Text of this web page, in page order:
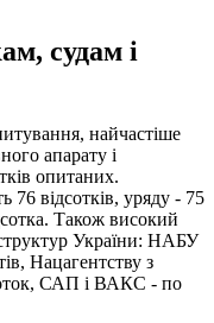
судам і
найчастіше
апарату і
опитаних.
76 відсотків, уряду - 75
Також високий
України: НАБУ
Нацагентству з
САП і ВАКС - по